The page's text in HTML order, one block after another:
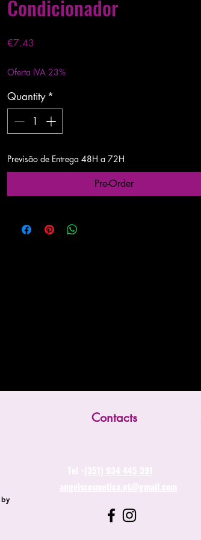
Condicionador
€7.43
Oferta IVA 23%
Quantity *
Previsão de Entrega 48H a 72H
Pre-Order
Contacts
Tel -(351) 934 445 391
angelscosmetica.pt@gmail.com